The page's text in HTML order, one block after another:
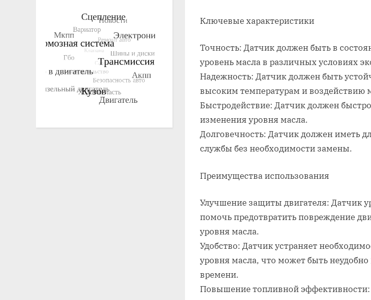
Ключевые характеристики
Точность: Датчик должен быть в
уровень масла в различных условиях
Надежность: Датчик должен быть
высоким температурам и воздействию
Быстродействие: Датчик должен
изменения уровня масла.
Долговечность: Датчик должен иметь
службы без необходимости замены.
Преимущества использования
Улучшение защиты двигателя: Датчик
помочь предотвратить повреждение
уровня масла.
Удобство: Датчик устраняет
уровня масла, что может быть
времени.
Повышение топливной